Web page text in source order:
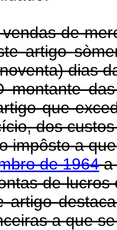
de
artigo
dias
das
que
dos
impôsto a
de 1964a
de lucros e
artigo
a que